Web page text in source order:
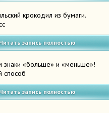
крокодил из бумаги.
запись полностью
знаки «больше» и «меньше»!
способ
запись полностью